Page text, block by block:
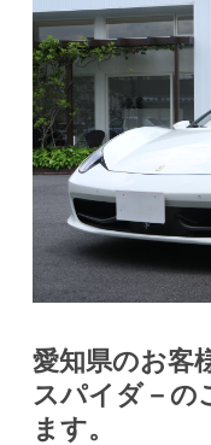
愛知県のお客
スパイダ－の
ます。